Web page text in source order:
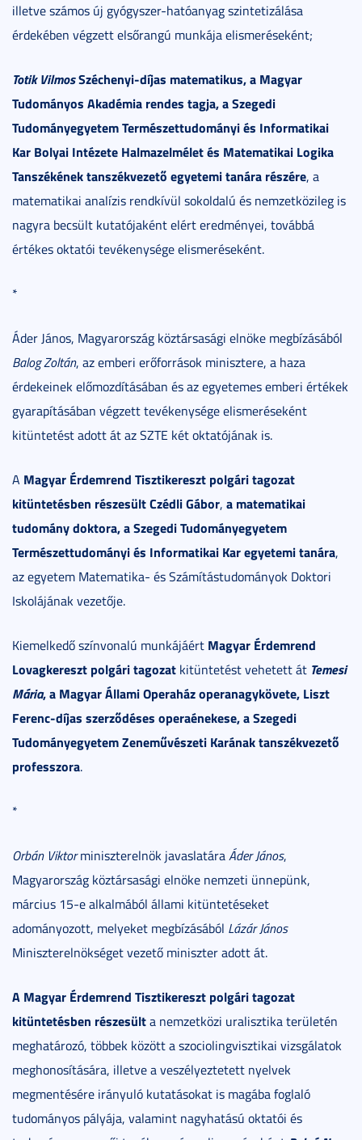
illetve számos új gyógyszer-hatóanyag szintetizálása
érdekében végzett elsőrangú munkája elismeréseként;
Totik VilmosSzéchenyi-díjas matematikus, a Magyar
Tudományos Akadémia rendes tagja, a Szegedi
Tudományegyetem Természettudományi és Informatikai
Kar Bolyai Intézete Halmazelmélet és Matematikai Logika
Tanszékének tanszékvezető egyetemi tanára részére, a
matematikai analízis rendkívül sokoldalú és nemzetközileg is
nagyra becsült kutatójaként elért eredményei, továbbá
értékes oktatói tevékenysége elismeréseként.
*
Áder János, Magyarország köztársasági elnöke megbízásából
Balog Zoltán, az emberi erőforrások minisztere, a haza
érdekeinek előmozdításában és az egyetemes emberi értékek
gyarapításában végzett tevékenysége elismeréseként
kitüntetést adott át az SZTE két oktatójának is.
A Magyar Érdemrend Tisztikereszt polgári tagozat
kitüntetésben részesültCzédli Gábor, a matematikai
tudomány doktora, a Szegedi Tudományegyetem
Természettudományi és Informatikai Kar egyetemi tanára,
az egyetem Matematika- és Számítástudományok Doktori
Iskolájának vezetője.
Kiemelkedő színvonalú munkájáért Magyar Érdemrend
Lovagkereszt polgári tagozat kitüntetést vehetett át Temesi
Mária, a Magyar Állami Operaház operanagykövete, Liszt
Ferenc-díjas szerződéses operaénekese, a Szegedi
Tudományegyetem Zeneművészeti Karának tanszékvezető
professzora.
*
Orbán Viktorminiszterelnök javaslatáraÁder János,
Magyarország köztársasági elnöke nemzeti ünnepünk,
március 15-e alkalmából állami kitüntetéseket
adományozott, melyeket megbízásából Lázár János
Miniszterelnökséget vezető miniszter adott át.
A Magyar Érdemrend Tisztikereszt polgári tagozat
kitüntetésben részesülta nemzetközi uralisztika területén
meghatározó, többek között a szociolingvisztikai vizsgálatok
meghonosítására, illetve a veszélyeztetett nyelvek
megmentésére irányuló kutatásokat is magába foglaló
tudományos pályája, valamint nagyhatású oktatói és